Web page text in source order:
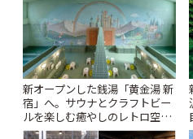
新オープンした銭湯「黄金湯 新
宿」へ。サウナとクラフトビー
ルを楽しむ癒やしのレトロ空間
| ことりっぷ